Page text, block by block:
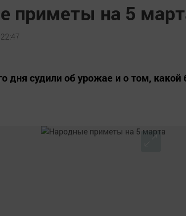
приметы на 5
дня судили об урожае и о том, какой